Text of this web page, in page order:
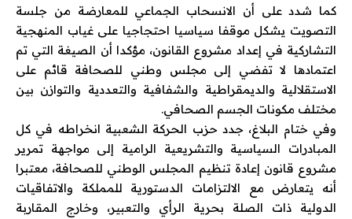
كما شدد على أن الانسحاب الجماعي للمعارضة من جلسة
التصويت يشكل موقفا سياسيا احتجاجيا على غياب المنهجية
التشاركية في إعداد مشروع القانون، مؤكدا أن الصيغة التي تم
اعتمادها لا تفضي إلى مجلس وطني للصحافة قائم على
الاستقلالية والديمقراطية والشفافية والتعددية والتوازن بين
مختلف مكونات الجسم الصحافي.
وفي ختام البلاغ، جدد حزب الحركة الشعبية انخراطه في كل
المبادرات السياسية والتشريعية الرامية إلى مواجهة تمرير
مشروع قانون إعادة تنظيم المجلس الوطني للصحافة، معتبرا
أنه يتعارض مع الالتزامات الدستورية للمملكة والاتفاقيات
الدولية ذات الصلة بحرية الرأي والتعبير، وخارج المقاربة